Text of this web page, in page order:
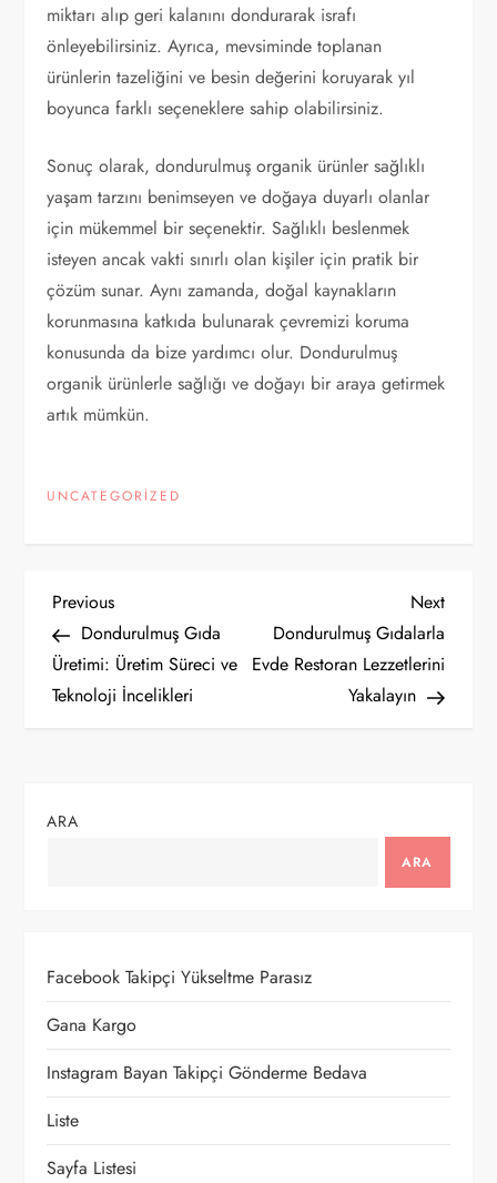
miktarı alıp geri kalanını dondurarak israfı
önleyebilirsiniz. Ayrıca, mevsiminde toplanan
ürünlerin tazeliğini ve besin değerini koruyarak yıl
boyunca farklı seçeneklere sahip olabilirsiniz.
Sonuç olarak, dondurulmuş organik ürünler sağlıklı
yaşam tarzını benimseyen ve doğaya duyarlı olanlar
için mükemmel bir seçenektir. Sağlıklı beslenmek
isteyen ancak vakti sınırlı olan kişiler için pratik bir
çözüm sunar. Aynı zamanda, doğal kaynakların
korunmasına katkıda bulunarak çevremizi koruma
konusunda da bize yardımcı olur. Dondurulmuş
organik ürünlerle sağlığı ve doğayı bir araya getirmek
artık mümkün.
UNCATEGORIZED
Y
a
z
g
i
n
m
e
Previous
Post
Previous
Dondurulmuş Gıda
Üretimi: Üretim Süreci ve
Teknoloji İncelikleri
Next
Post
Next
Dondurulmuş Gıdalarla
Evde Restoran Lezzetlerini
Yakalayın
ARA
ARA
Facebook Takipçi Yükseltme Parasız
Gana Kargo
Instagram Bayan Takipçi Gönderme Bedava
Liste
Sayfa Listesi